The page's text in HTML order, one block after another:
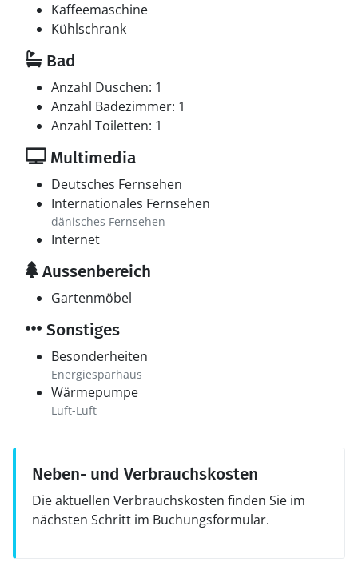
Kaffeemaschine
Kühlschrank
Bad
Anzahl Duschen: 1
Anzahl Badezimmer: 1
Anzahl Toiletten: 1
Multimedia
Deutsches Fernsehen
Internationales Fernsehen
dänisches Fernsehen
Internet
Aussenbereich
Gartenmöbel
Sonstiges
Besonderheiten
Energiesparhaus
Wärmepumpe
Luft-Luft
Neben- und Verbrauchskosten
Die aktuellen Verbrauchskosten finden Sie im
nächsten Schritt im Buchungsformular.